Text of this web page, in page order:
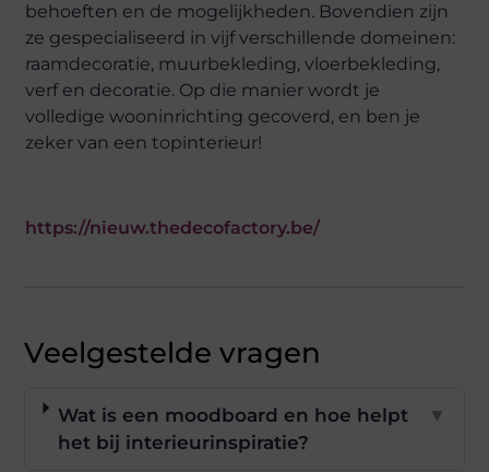
behoeften en de mogelijkheden. Bovendien zijn
ze gespecialiseerd in vijf verschillende domeinen:
raamdecoratie, muurbekleding, vloerbekleding,
verf en decoratie. Op die manier wordt je
volledige wooninrichting gecoverd, en ben je
zeker van een topinterieur!
https://nieuw.thedecofactory.be/
Veelgestelde vragen
Wat is een moodboard en hoe helpt
het bij interieurinspiratie?
▼